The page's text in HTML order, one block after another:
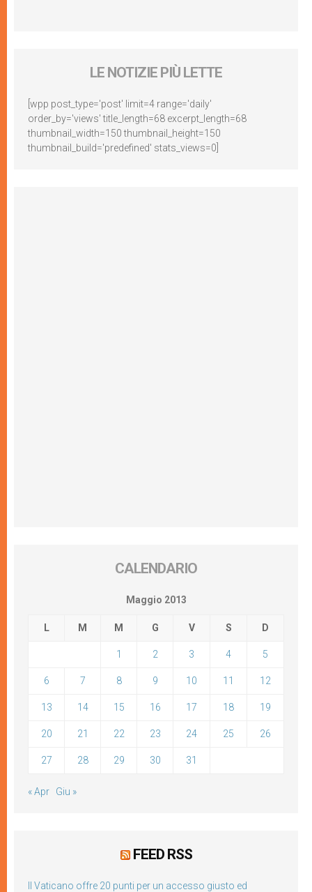
LE NOTIZIE PIÙ LETTE
[wpp post_type='post' limit=4 range='daily'
order_by='views' title_length=68 excerpt_length=68
thumbnail_width=150 thumbnail_height=150
thumbnail_build='predefined' stats_views=0]
CALENDARIO
Maggio 2013
L M M G V S D
1 2 3 4 5
6 7 8 9 10 11 12
13 14 15 16 17 18 19
20 21 22 23 24 25 26
27 28 29 30 31
« Apr Giu »
FEED RSS
Il Vaticano offre 20 punti per un accesso giusto ed